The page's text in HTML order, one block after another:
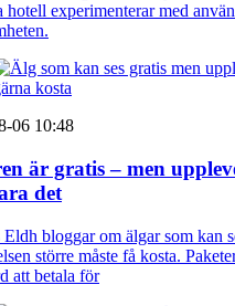
hotell experimenterar med
06 10:48
är gratis – men
det
bloggar om älgar som kan
större måste få kosta.
att betala för